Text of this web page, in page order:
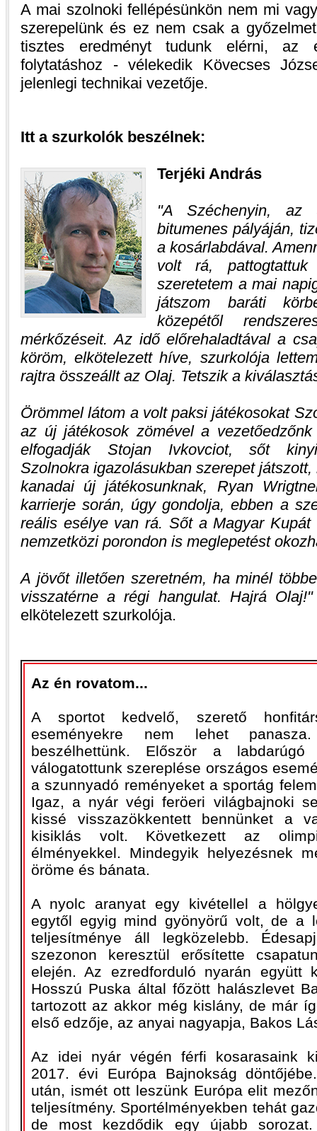
A mai szolnoki fellépésünkön nem mi
szerepelünk és ez nem csak a
tisztes eredményt tudunk elérni, az
folytatáshoz - vélekedik Kövecses
jelenlegi technikai vezetője.
Itt a szurkolók beszélnek:
Terjéki András
A Széchenyin, az
bitumenes pályáján,
a kosárlabdával.
volt rá,
szeretetem a mai
játszom baráti
közepétől
mérkőzéseit. Az idő előrehaladtával a
köröm, elkötelezett híve, szurkolója
rajtra összeállt az Olaj. Tetszik a
Örömmel látom a volt paksi játékosokat
az új játékosok zömével a
elfogadják Stojan Ivkovciot, sőt
Szolnokra igazolásukban szerepet
kanadai új játékosunknak, Ryan
karrierje során, úgy gondolja, ebben a
reális esélye van rá. Sőt a Magyar
nemzetközi porondon is meglepetést
A jövőt illetően szeretném, ha minél
visszatérne a régi hangulat. Hajrá Olaj!
elkötelezett szurkolója.
Az én rovatom...
A sportot kedvelő, szerető
eseményekre nem lehet
beszélhettünk. Először a
válogatottunk szereplése országos
a szunnyadó reményeket a sportág
Igaz, a nyár végi feröeri világbajnoki
kissé visszazökkentett bennünket a
kisiklás volt. Következett az
élményekkel. Mindegyik helyezésnek
öröme és bánata.
A nyolc aranyat egy kivétellel a
egytől egyig mind gyönyörű volt, de a
teljesítménye áll legközelebb.
szezonon keresztül erősítette
elején. Az ezredforduló nyarán együtt
Hosszú Puska által főzött halászlevet
tartozott az akkor még kislány, de már
első edzője, az anyai nagyapja, Bakos
Az idei nyár végén férfi kosarasaink
2017. évi Európa Bajnokság
után, ismét ott leszünk Európa elit
teljesítmény. Sportélményekben tehát
de most kezdődik egy újabb